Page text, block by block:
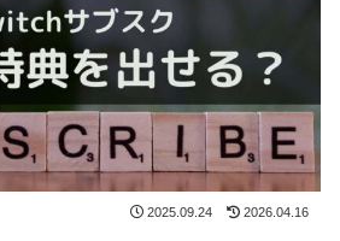
2025.09.24 2026.04.16